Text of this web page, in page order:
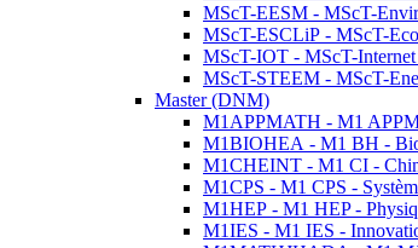
MScT-EESM - MScT-
MScT-ESCLiP - MScT-
MScT-IOT - MScT-
MScT-STEEM - MScT-
Master (DNM)
M1APPMATH - M1
M1BIOHEA - M1 BH -
M1CHEINT - M1 CI -
M1CPS - M1 CPS -
M1HEP - M1 HEP -
M1IES - M1 IES -